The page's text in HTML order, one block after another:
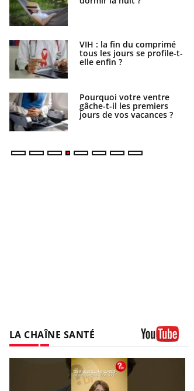
VIH : la fin du comprimé
tous les jours se profile-t-
elle enfin ?
Pourquoi votre ventre
gâche-t-il les premiers
jours de vos vacances ?
LA CHAÎNE SANTÉ